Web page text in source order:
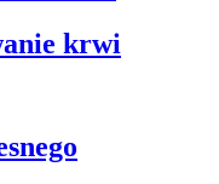
krwi